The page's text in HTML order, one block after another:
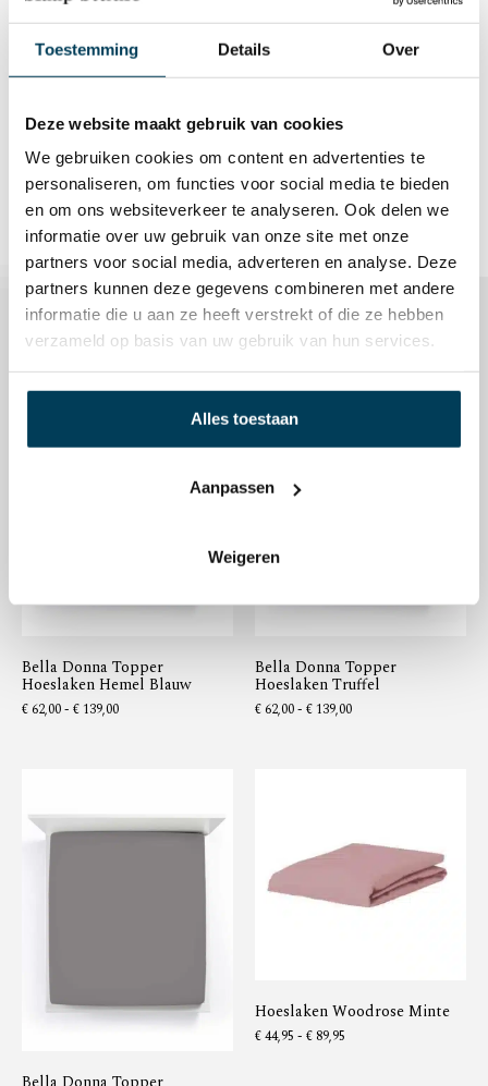
Toestemming Details Over
Deze website maakt gebruik van cookies
We gebruiken cookies om content en advertenties te
personaliseren, om functies voor social media te bieden
en om ons websiteverkeer te analyseren. Ook delen we
informatie over uw gebruik van onze site met onze
partners voor social media, adverteren en analyse. Deze
partners kunnen deze gegevens combineren met andere
informatie die u aan ze heeft verstrekt of die ze hebben
verzameld op basis van uw gebruik van hun services.
Alles toestaan
Aanpassen
Weigeren
140 x 200, 140 x 210/220, 160 x 200, 160 x 210/220,
Merk
Gebroken Wit
Gerelateerde producten
Bella Donna Topper
Hoeslaken Hemel Blauw
€ 62,00- €139,00
Bella Donna Topper
Hoeslaken Truffel
€ 62,00- €139,00
Hoeslaken Woodrose Minte
€44,95 - € 89,95